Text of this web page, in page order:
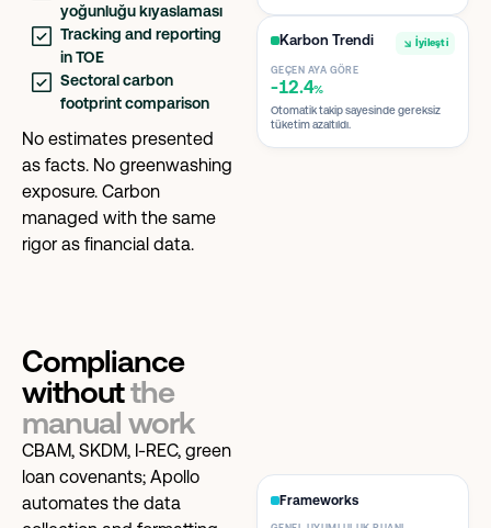
yoğunluğu kıyaslaması
Tracking and reporting
in TOE
Sectoral carbon
footprint comparison
No estimates presented
as facts. No greenwashing
exposure. Carbon
managed with the same
rigor as financial data.
Karbon Trendi İyileşti
GEÇEN AYA GÖRE
-12.4%
Otomatik takip sayesinde gereksiz
tüketim azaltıldı.
Frameworks
Compliance
withoutthe
manual work
CBAM, SKDM, I-REC, green
loan covenants; Apollo
automates the data